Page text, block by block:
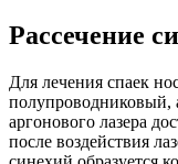
Рассечение
Для лечения спаек
полупроводниковый,
аргонового лазера
после воздействия